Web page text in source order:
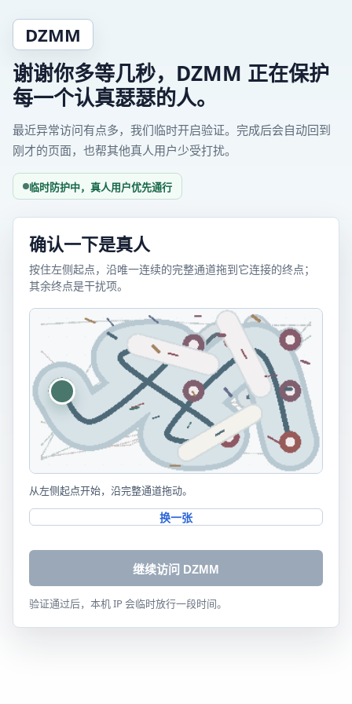
DZMM
谢谢你多等几秒，DZMM 正在保护
每一个认真瑟瑟的人。
最近异常访问有点多，我们临时开启验证。完成后会自动回到
刚才的页面，也帮其他真人用户少受打扰。
临时防护中，真人用户优先通行
确认一下是真人
按住左侧起点，沿唯一连续的完整通道拖到它连接的终点；
其余终点是干扰项。
从左侧起点开始，沿完整通道拖动。
换一张
继续访问 DZMM
验证通过后，本机 IP 会临时放行一段时间。